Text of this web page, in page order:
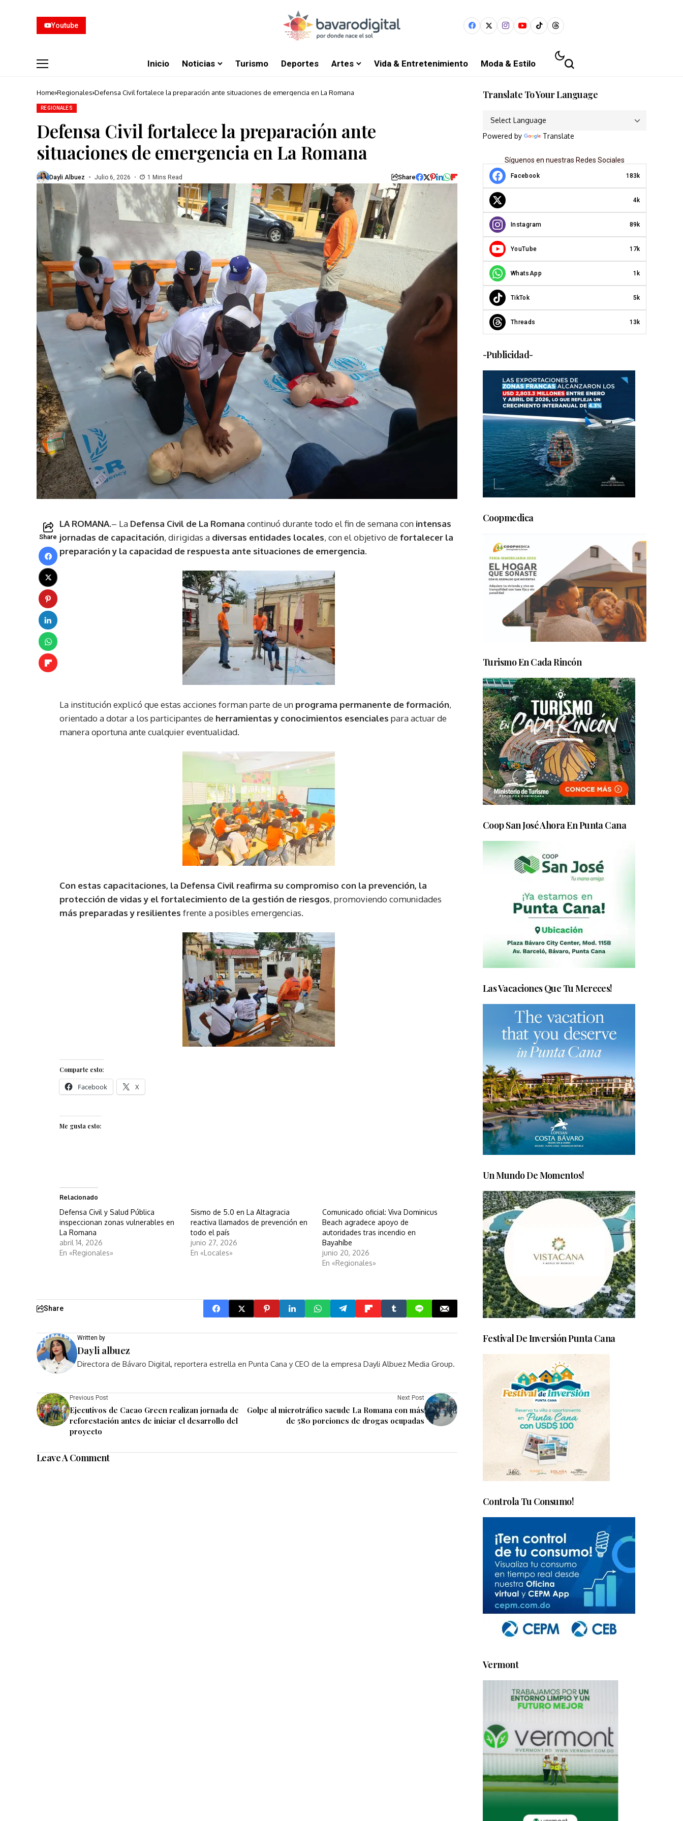
Youtube
Inicio Noticias Turismo Deportes Artes Vida & Entretenimiento Moda & Estilo
Home Regionales Defensa Civil fortalece la preparación ante situaciones de emergencia en La Romana
REGIONALES
Defensa Civil fortalece la preparación ante
situaciones de emergencia en La Romana
Dayli Albuez Julio 6, 2026 1 Mins Read Share
Share
LA ROMANA.– La Defensa Civil de La Romana continuó durante todo el fin de semana con intensas
jornadas de capacitación, dirigidas a diversas entidades locales, con el objetivo de fortalecer la
preparación y la capacidad de respuesta ante situaciones de emergencia.
La institución explicó que estas acciones forman parte de un programa permanente de formación,
orientado a dotar a los participantes de herramientas y conocimientos esenciales para actuar de
manera oportuna ante cualquier eventualidad.
Con estas capacitaciones, la Defensa Civil reafirma su compromiso con la prevención, la
protección de vidas y el fortalecimiento de la gestión de riesgos, promoviendo comunidades
más preparadas y resilientes frente a posibles emergencias.
Comparte esto:
Facebook X
Me gusta esto:
Relacionado
Defensa Civil y Salud Pública
inspeccionan zonas vulnerables en
La Romana
abril 14, 2026
En «Regionales»
Sismo de 5.0 en La Altagracia
reactiva llamados de prevención en
todo el país
junio 27, 2026
En «Locales»
Comunicado oficial: Viva Dominicus
Beach agradece apoyo de
autoridades tras incendio en
Bayahíbe
junio 20, 2026
En «Regionales»
Share
Written by
Dayli albuez
Directora de Bávaro Digital, reportera estrella en Punta Cana y CEO de la empresa Dayli Albuez Media Group.
Previous Post
Ejecutivos de Cacao Green realizan jornada de
reforestación antes de iniciar el desarrollo del
proyecto
Next Post
Golpe al microtráfico sacude La Romana con más
de 580 porciones de drogas ocupadas
Leave A Comment
Translate To Your Language
Powered by Translate
Síguenos en nuestras Redes Sociales
Facebook 183k
4k
Instagram 89k
YouTube 17k
WhatsApp 1k
TikTok 5k
Threads 13k
-Publicidad-
Coopmedica
Turismo En Cada Rincón
Coop San José Ahora En Punta Cana
Las Vacaciones Que Tu Mereces!
Un Mundo De Momentos!
Festival De Inversión Punta Cana
Controla Tu Consumo!
Vermont